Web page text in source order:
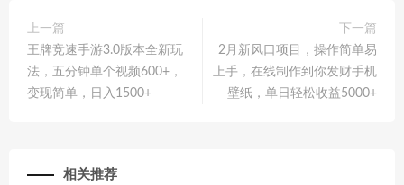
上一篇
王牌竞速手游3.0版本全新玩
法，五分钟单个视频600+，
变现简单，日入1500+
下一篇
2月新风口项目，操作简单易
上手，在线制作到你发财手机
壁纸，单日轻松收益5000+
相关推荐